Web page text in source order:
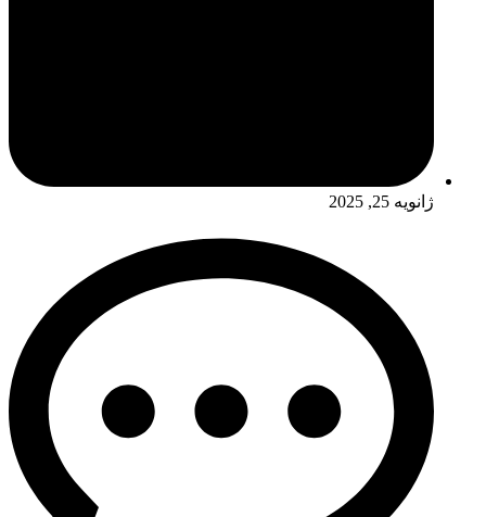
ژانویه 25, 2025